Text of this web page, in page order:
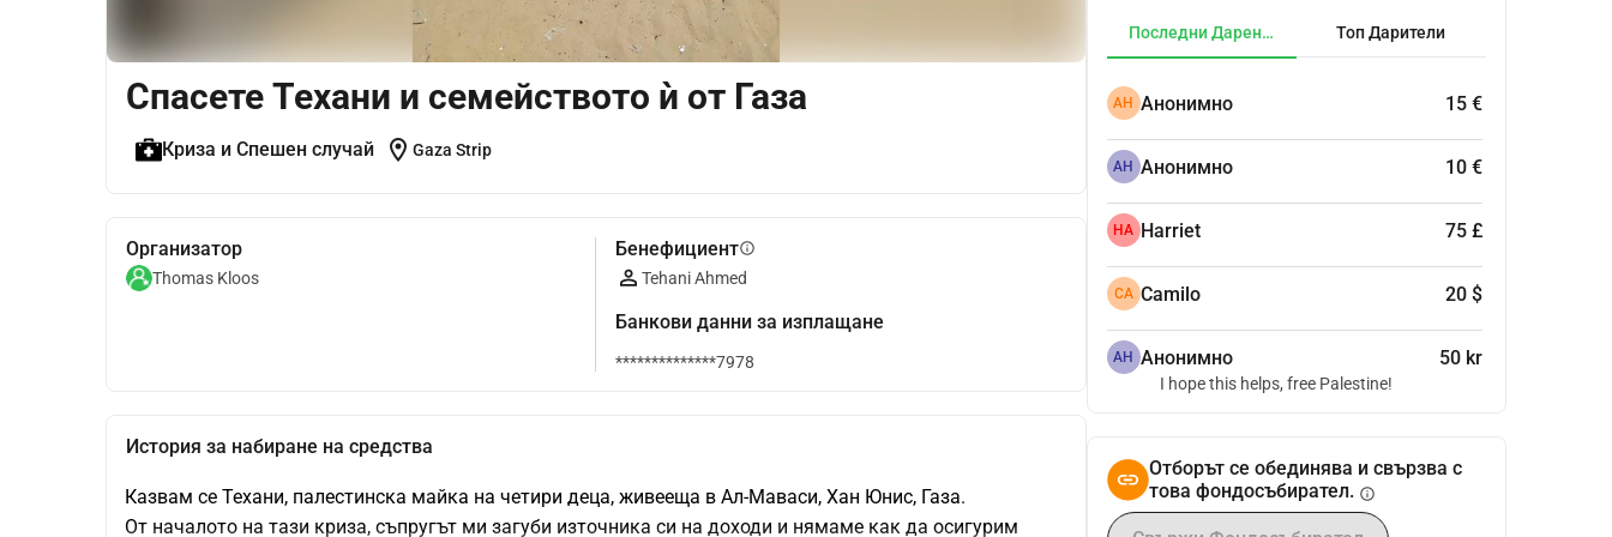
Спасете Техани и семейството ѝ от Газа
Криза и Спешен случай location_on Gaza Strip
Организатор
Thomas Kloos
Бенефициентinfo
Tehani Ahmed
Банкови данни за изплащане
**************7978
История за набиране на средства
Казвам се Техани, палестинска майка на четири деца, живееща в Ал-Маваси, Хан Юнис, Газа.
От началото на тази криза, съпругът ми загуби източника си на доходи и нямаме как да осигурим
Последни Дарения Топ Дарители
АН Анонимно 15 €
АН Анонимно 10 €
HA Harriet 75 £
CA Camilo 20 $
АН Анонимно 50 kr
I hope this helps, free Palestine!
Отборът се обединява и свързва с
това фондосъбирател. info